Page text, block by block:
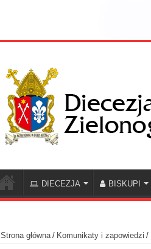
DIECEZJA BISKUPI
Strona główna / Komunikaty i zapowiedzi /